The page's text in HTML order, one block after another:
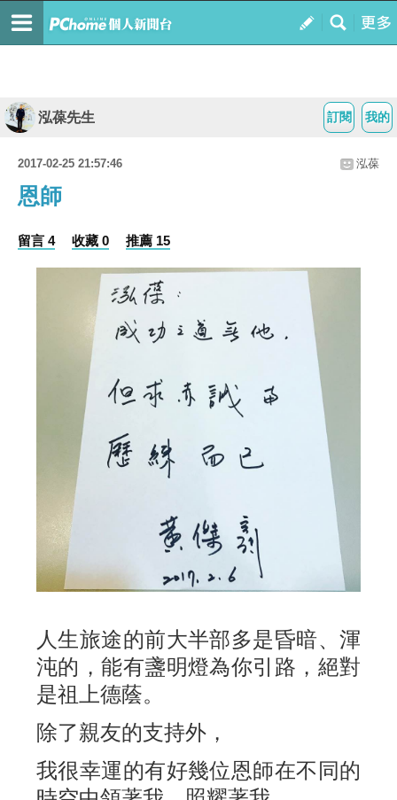
我的
訂閱
泓葆先生
2017-02-25 21:57:46 泓葆
恩師
留言 4 收藏 0 推薦 15
人生旅途的前大半部多是昏暗、渾
沌的，能有盞明燈為你引路，絕對
是祖上德蔭。
除了親友的支持外，
我很幸運的有好幾位恩師在不同的